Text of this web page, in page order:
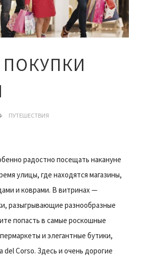
ПУТЕШЕСТВИЯ
радостно посещать накануне
улицы, где находятся магазины,
и коврами. В витринах —
разыгрывающие разнообразные
попасть в самые роскошные
и элегантные бутики,
del Corso. Здесь и очень дорогие